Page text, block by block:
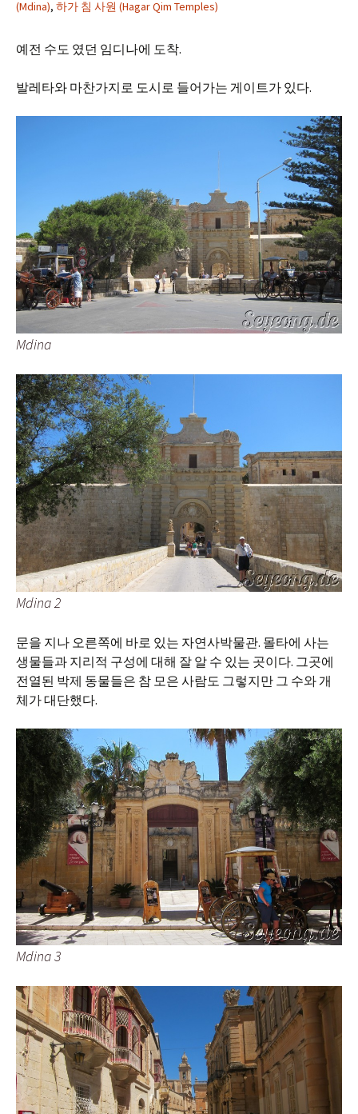
(Mdina), 하가 침 사원 (Hagar Qim Temples)
예전 수도 였던 임디나에 도착.
발레타와 마찬가지로 도시로 들어가는 게이트가 있다.
Mdina
Mdina 2
문을 지나 오른쪽에 바로 있는 자연사박물관. 몰타에 사는
생물들과 지리적 구성에 대해 잘 알 수 있는 곳이다. 그곳에
전열된 박제 동물들은 참 모은 사람도 그렇지만 그 수와 개
체가 대단했다.
Mdina 3